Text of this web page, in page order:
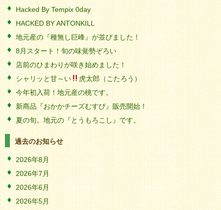
Hacked By Tempix 0day
HACKED BY ANTONKILL
地元産の『種無し巨峰』が並びました！
8月スタート！旬の味覚勢ぞろい
店前のひまわりが咲き始めました！
シャリッと甘～い
虎太郎（こたろう）
今年初入荷！地元産の桃です。
新商品『おかかチーズむすび』販売開始！
夏の旬。地元の『とうもろこし』です。
過去のお知らせ
2026年8月
2026年7月
2026年6月
2026年5月